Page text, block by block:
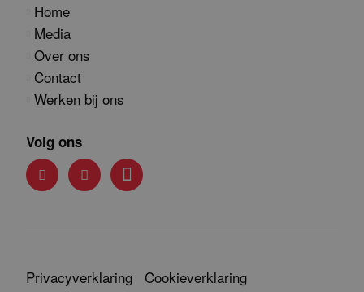
Home
Media
Over ons
Contact
Werken bij ons
Volg ons
Privacyverklaring
Cookieverklaring